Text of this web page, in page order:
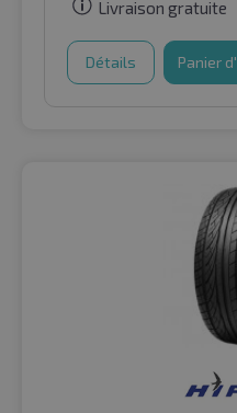
Livraison gratuite
Détails Panier